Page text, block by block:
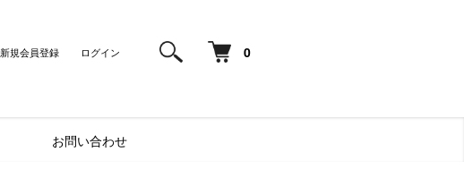
0
新規会員登録 ログイン
お問い合わせ